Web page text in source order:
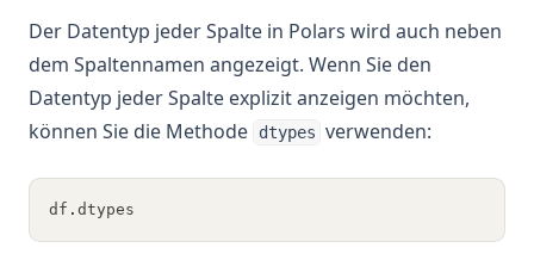
Der Datentyp jeder Spalte in Polars wird auch neben
dem Spaltennamen angezeigt. Wenn Sie den
Datentyp jeder Spalte explizit anzeigen möchten,
können Sie die Methode
dtypes verwenden:
df . dtypes